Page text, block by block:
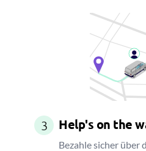
3 Help's on the
Bezahle sicher über